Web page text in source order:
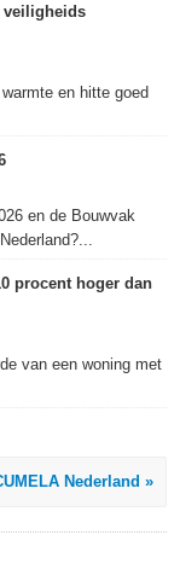
veiligheids
en hitte goed
en de Bouwvak
procent hoger dan
van een woning met
Nederland »